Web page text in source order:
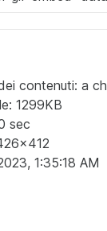
contenuti: a
1299KB
sec
1:35:18 AM